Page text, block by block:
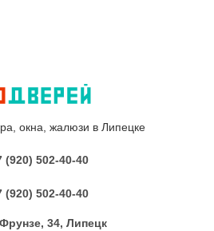
окна, жалюзи в Липецке
(920) 502-40-40
(920) 502-40-40
34, Липецк